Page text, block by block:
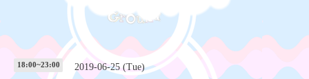
18:00~23:00 2019-06-25 (Tue)